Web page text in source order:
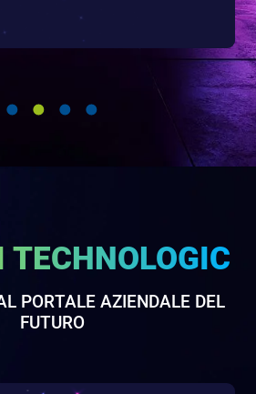
i vostri clienti possono
mantenendo sempre una
con i nostri strumenti smart,
PORTALE AZIENDALE DEL
FUTURO